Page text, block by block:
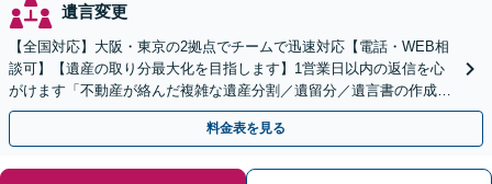
遺言変更
【全国対応】大阪・東京の2拠点でチームで迅速対応【電話・WEB相
談可】【遺産の取り分最大化を目指します】1営業日以内の返信を心
がけます「不動産が絡んだ複雑な遺産分割／遺留分／遺言書の作成・
執行／事業承継など、お任せください」【休日相談あり】
料金表を見る